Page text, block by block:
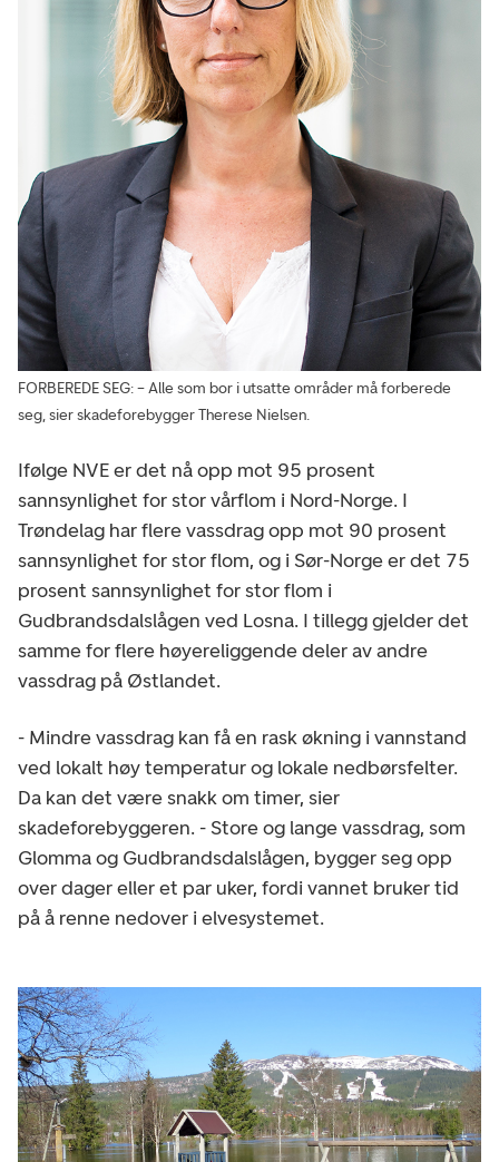
FORBEREDE SEG: – Alle som bor i utsatte områder må forberede
seg, sier skadeforebygger Therese Nielsen.
Ifølge NVE er det nå opp mot 95 prosent
sannsynlighet for stor vårflom i Nord-Norge. I
Trøndelag har flere vassdrag opp mot 90 prosent
sannsynlighet for stor flom, og i Sør-Norge er det 75
prosent sannsynlighet for stor flom i
Gudbrandsdalslågen ved Losna. I tillegg gjelder det
samme for flere høyereliggende deler av andre
vassdrag på Østlandet.
- Mindre vassdrag kan få en rask økning i vannstand
ved lokalt høy temperatur og lokale nedbørsfelter.
Da kan det være snakk om timer, sier
skadeforebyggeren. - Store og lange vassdrag, som
Glomma og Gudbrandsdalslågen, bygger seg opp
over dager eller et par uker, fordi vannet bruker tid
på å renne nedover i elvesystemet.